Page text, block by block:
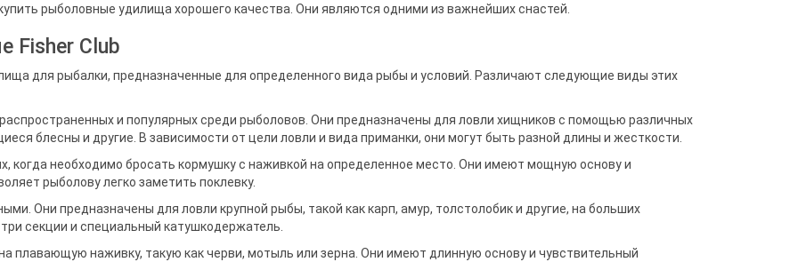
рыболовные удилища хорошего качества. Они являются одними из важнейших снастей.
Fisher Club
для рыбалки, предназначенные для определенного вида рыбы и условий. Различают следующие виды этих
и популярных среди рыболовов. Они предназначены для ловли хищников с помощью различных
блесны и другие. В зависимости от цели ловли и вида приманки, они могут быть разной длины и жесткости.
когда необходимо бросать кормушку с наживкой на определенное место. Они имеют мощную основу и
рыболову легко заметить поклевку.
Они предназначены для ловли крупной рыбы, такой как карп, амур, толстолобик и другие, на больших
секции и специальный катушкодержатель.
плавающую наживку, такую как черви, мотыль или зерна. Они имеют длинную основу и чувствительный